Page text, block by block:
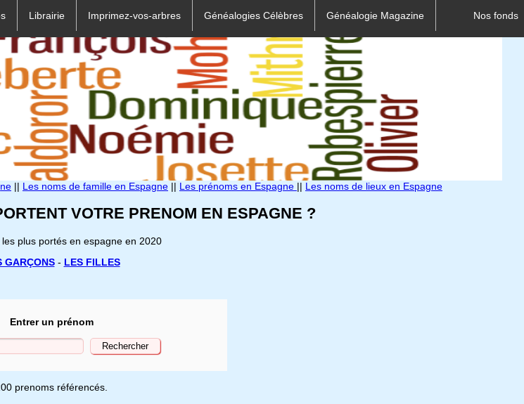
Librairie Imprimez-vos-arbres Généalogies Célèbres Généalogie Magazine Nos fonds
|| Les noms de famille en Espagne || Les prénoms en Espagne || Les noms de lieux en Espagne
VOTRE PRENOM EN ESPAGNE ?
plus portés en espagne en 2020
GARÇONS- LES FILLES
Entrer un prénom
prenoms référencés.